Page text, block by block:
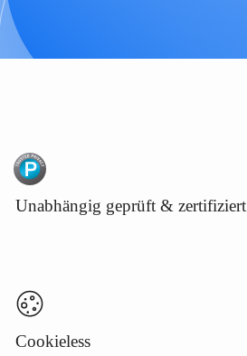
Unabhängig geprüft & zertifiziert
Cookieless